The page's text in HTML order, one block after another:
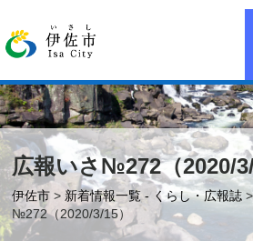
広報いさ№272（2020/
伊佐市 > 新着情報一覧 - くらし・広報誌 >
№272（2020/3/15）